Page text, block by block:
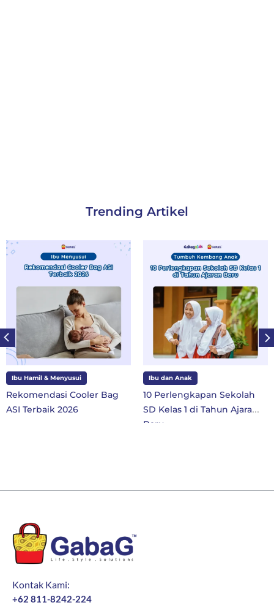
Trending Artikel
Ibu Hamil & Menyusui
Rekomendasi Cooler Bag
ASI Terbaik 2026
Ibu dan Anak
10 Perlengkapan Sekolah
SD Kelas 1 di Tahun Ajaran
Baru
Kontak Kami:
+62 811-8242-224